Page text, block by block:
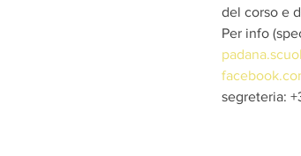
del corso e
Per info
segreteria: